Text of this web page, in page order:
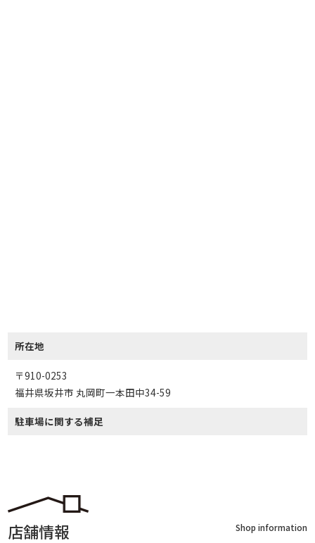
所在地
〒910-0253
福井県坂井市 丸岡町一本田中34-59
駐車場に関する補足
店舗情報 Shop information